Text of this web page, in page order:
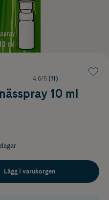
4.6/5 (11)
10 ml
Lägg i varukorgen